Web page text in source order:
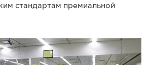
стандартам премиальной